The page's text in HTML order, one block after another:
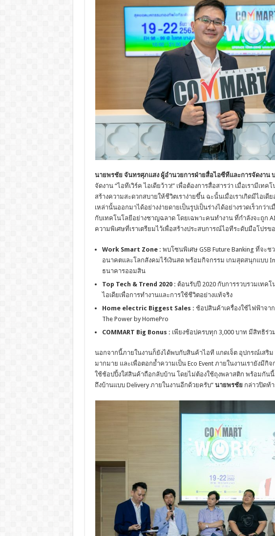
นายพรชัย จันทรศุภแสง ผู้อำนวยการฝ่ายสื่อไอซีทีและการจัดงาน
จัดงาน “ไอทีเวิร์ค ไอเดียว้าว!” เพื่อต้องการสื่อสารว่า เมื่อเรามีเ
สร้างความสะดวกสบายให้ชีวิตเราง่ายขึ้น ฉะนั้นเมื่อเราเกิดมีไอเดี
เหล่านั้นออกมาได้อย่างง่ายดายเป็นรูปเป็นร่างได้อย่างรวดเร็วกว่
กับเทคโนโลยีอย่างชาญฉลาด โดยเฉพาะคนทำงาน ที่กำลังจะถูก
ความพิเศษที่เราเตรียมไว้เพื่อสร้างประสบการณ์ไอทีระดับมือโปรข
Work Smart Zone : พบโซนพิเศษ GSB Future Banking ที่จ
อนาคตและโลกสังคมไร้เงินสด พร้อมกิจกรรม เกมสุดสนุกแบบ
ธนาคารออมสิน
Top Tech & Trend 2020 : ต้อนรับปี 2020 กับการรวบรวมเทค
ไอเดียเพื่อการทำงานและการใช้ชีวิตอย่างแท้จริง
Home electric Biggest Sales : ช้อปสินค้าเครื่องใช้ไฟฟ้าจ
The Power by HomePro
COMMART Big Bonus : เพียงช้อปครบทุก 3,000 บาท มีสิทธิร่ว
นอกจากนี้ภายในงานก็ยังได้พบกับสินค้าไอที แกดเจ็ต อุปกรณ์เสริ
มากมาย และเพื่อตอกย้ำความเป็น Eco Event ภายในงานเรายังมี
ใช้ช้อปปิ้งใส่สินค้าถือกลับบ้าน โดยไม่ต้องใช้ถุงพลาสติก พร้อมกัน
ถึงบ้านแบบ Delivery ภายในงานอีกด้วยครับ” นายพรชัย กล่าวปิดท้